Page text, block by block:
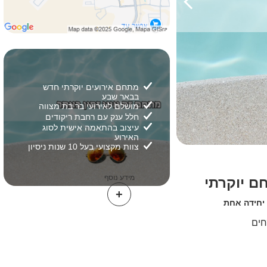
26
מתחם אירועים יוקרתי חדש
בבאר שבע
מושלם לאירועי בר בת מצווה
חלל ענק עם רחבת ריקודים
עיצוב בהתאמה אישית לסוג
האירוע
צוות מקצועי בעל 10 שנות ניסיון
יוקרתי
יחידה אחת
מידע נוסף